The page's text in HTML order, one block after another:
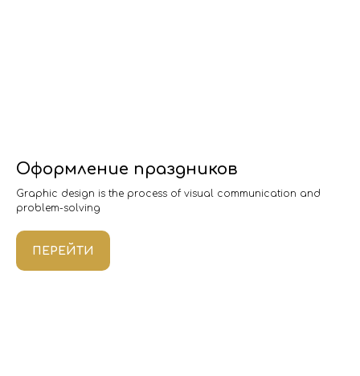
Оформление праздников
Graphic design is the process of visual communication and
problem-solving
ПЕРЕЙТИ